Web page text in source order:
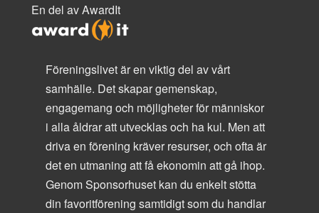
En del av AwardIt
Föreningslivet är en viktig del av vårt
samhälle. Det skapar gemenskap,
engagemang och möjligheter för människor
i alla åldrar att utvecklas och ha kul. Men att
driva en förening kräver resurser, och ofta är
det en utmaning att få ekonomin att gå ihop.
Genom Sponsorhuset kan du enkelt stötta
din favoritförening samtidigt som du handlar